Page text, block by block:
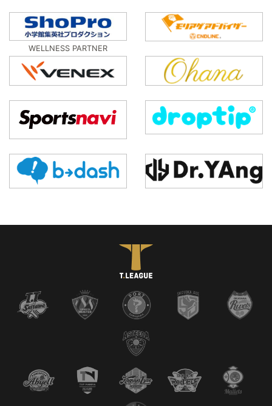
WELLNESS PARTNER